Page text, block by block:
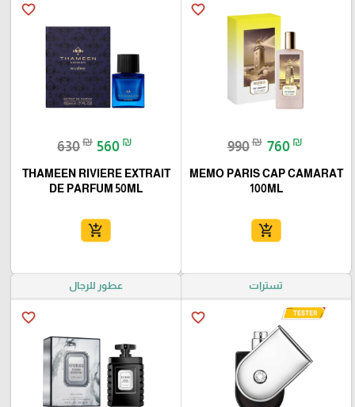
favorite_border
990₪ 760 ₪
MEMO PARIS CAP CAMARAT
100ML
add_shopping_cart
favorite_border
630₪ 560 ₪
THAMEEN RIVIERE EXTRAIT
DE PARFUM 50ML
add_shopping_cart
تسترات
favorite_border
عطور للرجال
favorite_border